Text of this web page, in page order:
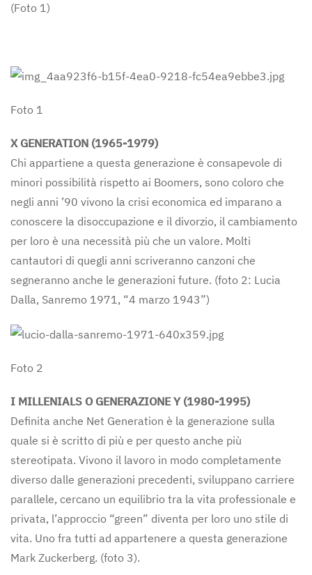
(Foto 1)
Foto 1
X GENERATION (1965-1979)
Chi appartiene a questa generazione è consapevole di
minori possibilità rispetto ai Boomers, sono coloro che
negli anni ’90 vivono la crisi economica ed imparano a
conoscere la disoccupazione e il divorzio, il cambiamento
per loro è una necessità più che un valore. Molti
cantautori di quegli anni scriveranno canzoni che
segneranno anche le generazioni future. (foto 2: Lucia
Dalla, Sanremo 1971, “4 marzo 1943”)
Foto 2
I MILLENIALS O GENERAZIONE Y (1980-1995)
Definita anche Net Generation è la generazione sulla
quale si è scritto di più e per questo anche più
stereotipata. Vivono il lavoro in modo completamente
diverso dalle generazioni precedenti, sviluppano carriere
parallele, cercano un equilibrio tra la vita professionale e
privata, l’approccio “green” diventa per loro uno stile di
vita. Uno fra tutti ad appartenere a questa generazione
Mark Zuckerberg. (foto 3).